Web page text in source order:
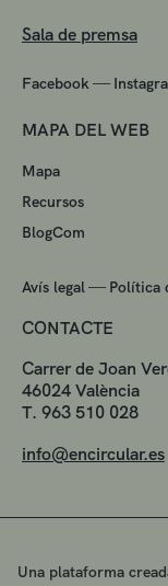
Sala de premsa
Facebook —
MAPA DEL WEB
Mapa
Recursos
BlogCom
Avís legal — Política
CONTACTE
Carrer de Joan
46024 València
T. 963 510 028
info@encircular.es
Una plataforma